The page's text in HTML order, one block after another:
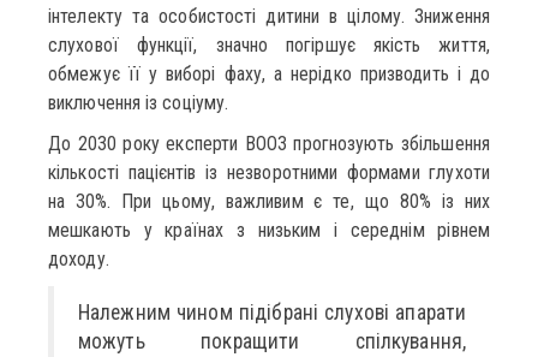
інтелекту та особистості дитини в цілому. Зниження
слухової функції, значно погіршує якість життя,
обмежує її у виборі фаху, а нерідко призводить і до
виключення із соціуму.
До 2030 року експерти ВООЗ прогнозують збільшення
кількості пацієнтів із незворотними формами глухоти
на 30%. При цьому, важливим є те, що 80% із них
мешкають у країнах з низьким і середнім рівнем
доходу.
Належним чином підібрані слухові апарати
можуть покращити спілкування,